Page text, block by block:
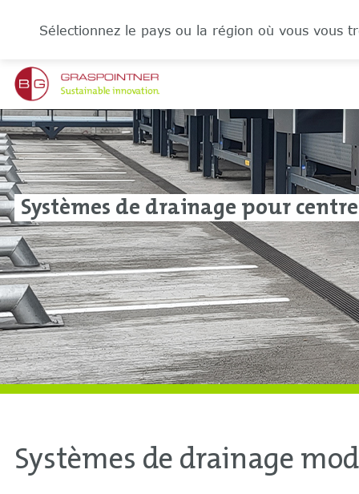
Sélectionnez le pays ou la région où vous vous
Systèmes de drainage pour
Systèmes de drainage